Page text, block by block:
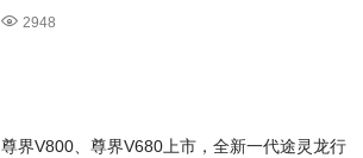
2948
尊界V800、尊界V680上市，全新一代途灵龙行